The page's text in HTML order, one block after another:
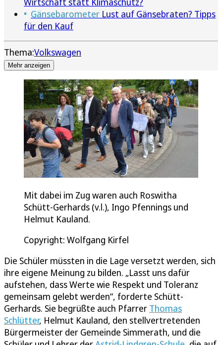
Gänsebarometer Lust auf Gänsebraten? Tipps
für den Kauf
Thema:Volkswagen
Mehr anzeigen
Mit dabei im Zug waren auch Roswitha
Schütt-Gerhards (v.l.), Ingo Pfennings und
Helmut Kauland.
Copyright: Wolfgang Kirfel
Die Schüler müssten in die Lage versetzt werden, sich
ihre eigene Meinung zu bilden. „Lasst uns dafür
aufstehen, dass Werte wie Respekt und Toleranz
gemeinsam gelebt werden“, forderte Schütt-
Gerhards. Sie begrüßte auch Pfarrer Thomas
Schlütter, Helmut Kauland, den stellvertretenden
Bürgermeister der Gemeinde Simmerath, und die